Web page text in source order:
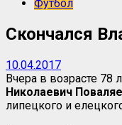
Футбол
Скончался
10.04.2017
Вчера в возрасте 78
Николаевич
липецкого и